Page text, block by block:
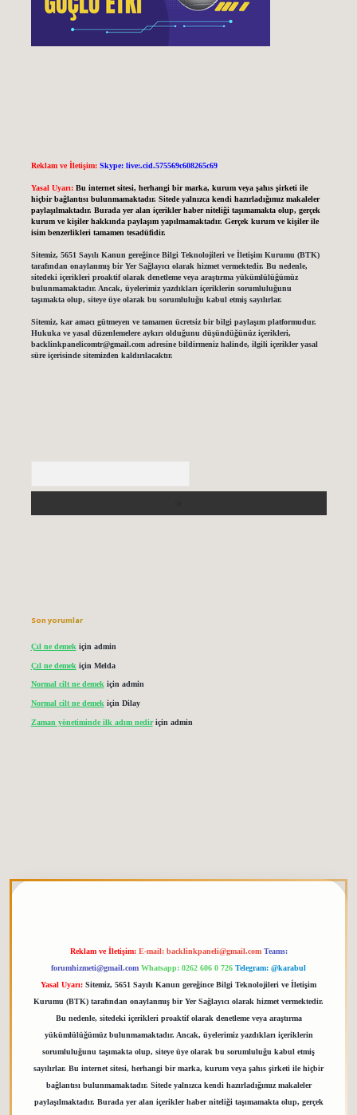
Reklam ve İletişim: Skype: live:.cid.575569c608265c69
Yasal Uyarı: Bu internet sitesi, herhangi bir marka, kurum veya şahıs şirketi ile
hiçbir bağlantısı bulunmamaktadır. Sitede yalnızca kendi hazırladığımız makaleler
paylaşılmaktadır. Burada yer alan içerikler haber niteliği taşımamakta olup, gerçek
kurum ve kişiler hakkında paylaşım yapılmamaktadır. Gerçek kurum ve kişiler ile
isim benzerlikleri tamamen tesadüfidir.
Sitemiz, 5651 Sayılı Kanun gereğince Bilgi Teknolojileri ve İletişim Kurumu (BTK)
tarafından onaylanmış bir Yer Sağlayıcı olarak hizmet vermektedir. Bu nedenle,
sitedeki içerikleri proaktif olarak denetleme veya araştırma yükümlülüğümüz
bulunmamaktadır. Ancak, üyelerimiz yazdıkları içeriklerin sorumluluğunu
taşımakta olup, siteye üye olarak bu sorumluluğu kabul etmiş sayılırlar.
Sitemiz, kar amacı gütmeyen ve tamamen ücretsiz bir bilgi paylaşım platformudur.
Hukuka ve yasal düzenlemelere aykırı olduğunu düşündüğünüz içerikleri,
backlinkpanelicomtr@gmail.comadresine bildirmeniz halinde, ilgili içerikler yasal
süre içerisinde sitemizden kaldırılacaktır.
Son yorumlar
Çıl ne demek için admin
Çıl ne demek için Melda
Normal cilt ne demekiçin admin
Normal cilt ne demek için Dilay
Zaman yönetiminde ilk adım nediriçin admin
Reklam ve İletişim: E-mail: backlinkpaneli@gmail.com Teams:
forumhizmeti@gmail.com Whatsapp: 0262 606 0 726 Telegram: @karabul
Yasal Uyarı: Sitemiz, 5651 Sayılı Kanun gereğince Bilgi Teknolojileri ve İletişim
Kurumu (BTK) tarafından onaylanmış bir Yer Sağlayıcı olarak hizmet vermektedir.
Bu nedenle, sitedeki içerikleri proaktif olarak denetleme veya araştırma
yükümlülüğümüz bulunmamaktadır. Ancak, üyelerimiz yazdıkları içeriklerin
sorumluluğunu taşımakta olup, siteye üye olarak bu sorumluluğu kabul etmiş
sayılırlar. Bu internet sitesi, herhangi bir marka, kurum veya şahıs şirketi ile hiçbir
bağlantısı bulunmamaktadır. Sitede yalnızca kendi hazırladığımız makaleler
paylaşılmaktadır. Burada yer alan içerikler haber niteliği taşımamakta olup, gerçek